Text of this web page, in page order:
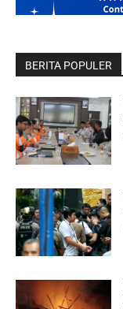
BERITA POPULER